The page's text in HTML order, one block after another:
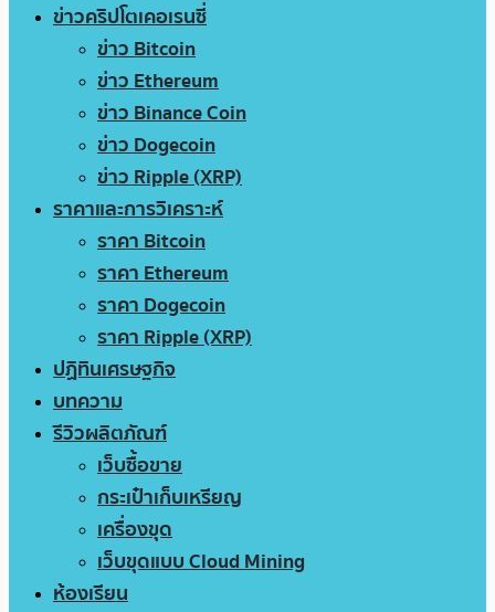
ข่าวคริปโตเคอเรนซี่
ข่าว Bitcoin
ข่าว Ethereum
ข่าว Binance Coin
ข่าว Dogecoin
ข่าว Ripple (XRP)
ราคาและการวิเคราะห์
ราคา Bitcoin
ราคา Ethereum
ราคา Dogecoin
ราคา Ripple (XRP)
ปฏิทินเศรษฐกิจ
บทความ
รีวิวผลิตภัณฑ์
เว็บซื้อขาย
กระเป๋าเก็บเหรียญ
เครื่องขุด
เว็บขุดแบบ Cloud Mining
ห้องเรียน